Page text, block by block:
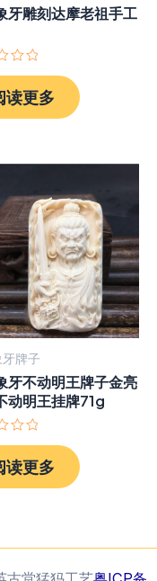
牙雕刻达摩老祖手工
读更多
牌子
牙不动明王牌子金亮
动明王挂牌71g
读更多